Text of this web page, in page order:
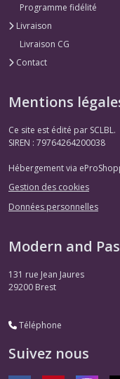
Programme fidélité
Livraison
Livraison CG
Contact
Mentions
Ce site est édité par SCLBL.
SIREN : 79764264200038
Hébergement via
Gestion des cookies
Données personnelles
Modern and
131 rue Jean Jaures
29200 Brest
Téléphone
Suivez nous